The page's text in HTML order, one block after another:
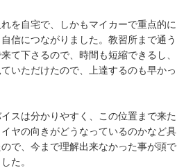
を自宅で、しかもマイカーで重点的に
信につながりました。教習所まで通う
て下さるので、時間も短縮できるし、
いただけたので、上達するのも早かっ
スは分かりやすく、この位置まで来た
ヤの向きがどうなっているのかなど具
で、今まで理解出来なかった事が頭で
た。